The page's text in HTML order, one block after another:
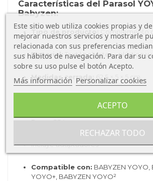
Características del Parasol
Babyzen:
Tipo de producto: Complemento
Material: Textil poliéster – plástico y
Medidas cerrada: 62,5 × 5 × 5 cm
Peso:334g
Incluye adaptadores
Compatible con: BABYZEN YOYO,
YOYO+, BABYZEN YOYO²
Este sitio web utiliza cookies propias y
mejorar nuestros servicios y mostrarle
relacionada con sus preferencias
sus hábitos de navegación. Para dar su
sobre su uso pulse el botón Acepto.
Más información Personalizar cookies
RECHAZAR TODO
ACEPTO